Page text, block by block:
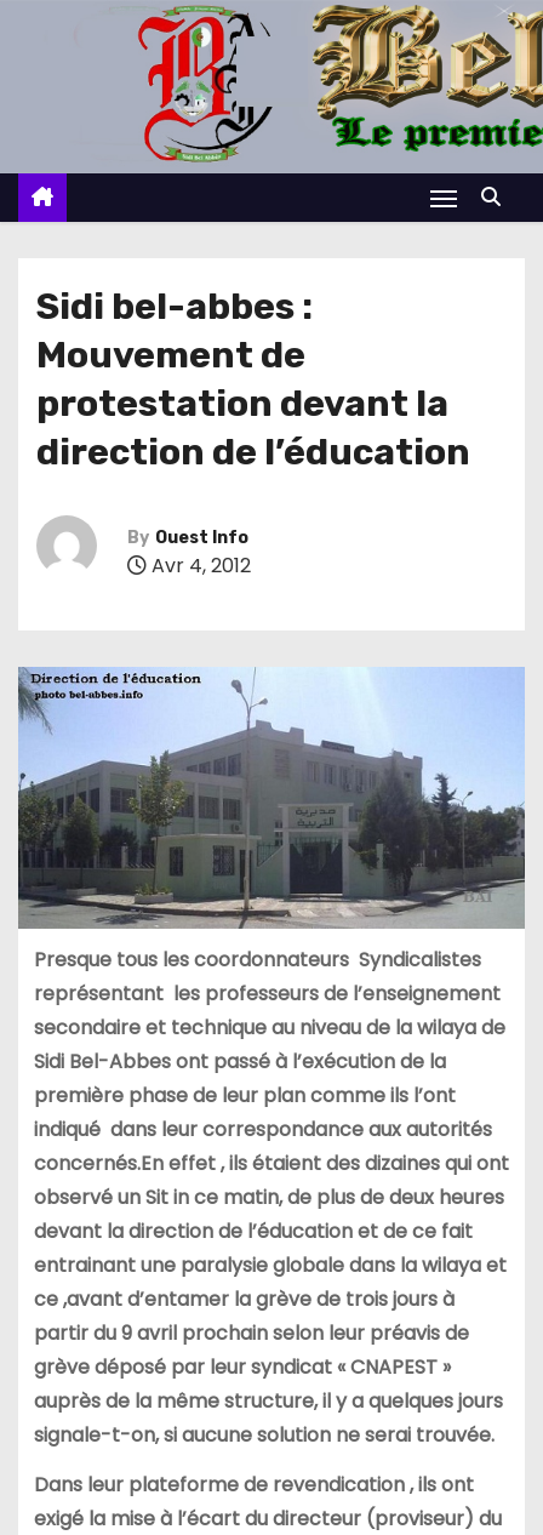
c
Sidi bel-abbes :
Mouvement de
protestation devant la
direction de l’éducation
By Ouest Info
Avr 4, 2012
Presque tous les coordonnateurs Syndicalistes
représentant les professeurs de l’enseignement
secondaire et technique au niveau de la wilaya de
Sidi Bel-Abbes ont passé à l’exécution de la
première phase de leur plan comme ils l’ont
indiqué dans leur correspondance aux autorités
concernés.En effet , ils étaient des dizaines qui ont
observé un Sit in ce matin, de plus de deux heures
devant la direction de l’éducation et de ce fait
entrainant une paralysie globale dans la wilaya et
ce ,avant d’entamer la grève de trois jours à
partir du 9 avril prochain selon leur préavis de
grève déposé par leur syndicat « CNAPEST »
auprès de la même structure, il y a quelques jours
signale-t-on, si aucune solution ne serai trouvée.
Dans leur plateforme de revendication , ils ont
exigé la mise à l’écart du directeur (proviseur) du